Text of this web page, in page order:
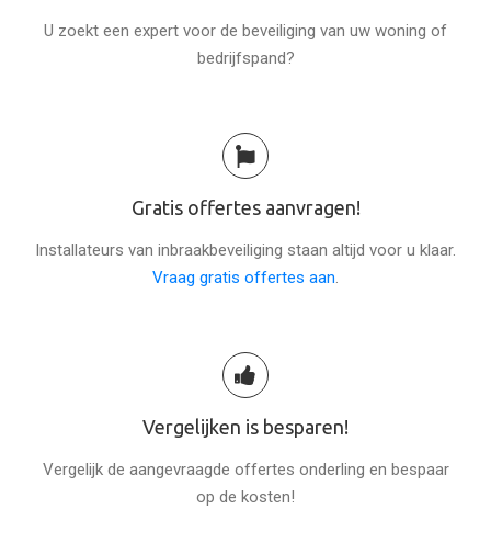
U zoekt een expert voor de beveiliging van uw woning of
bedrijfspand?
Gratis offertes aanvragen!
Installateurs van inbraakbeveiliging staan altijd voor u klaar.
Vraag gratis offertes aan.
Vergelijken is besparen!
Vergelijk de aangevraagde offertes onderling en bespaar
op de kosten!